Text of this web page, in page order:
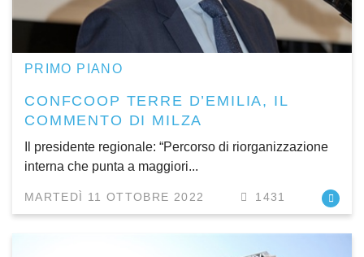
PRIMO PIANO
CONFCOOP TERRE D’EMILIA, IL
COMMENTO DI MILZA
Il presidente regionale: “Percorso di riorganizzazione
interna che punta a maggiori...
MARTEDÌ 11 OTTOBRE 2022 1431